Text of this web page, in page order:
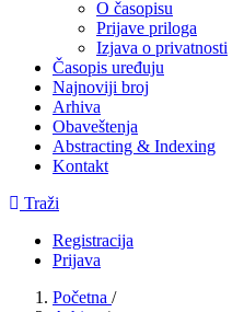
O časopisu
Prijave priloga
Izjava o privatnosti
Časopis uređuju
Najnoviji broj
Arhiva
Obaveštenja
Abstracting & Indexing
Kontakt
Traži
Registracija
Prijava
Početna /